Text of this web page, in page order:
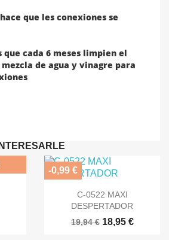
que les conexiones se
que cada 6 meses limpien el
de agua y vinagre para
Vista rápida
C-0522 MAXI
DESPERTADOR
19,94 € 18,95 €
-0,99 €